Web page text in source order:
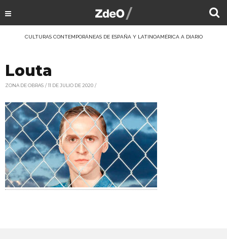
CULTURAS CONTEMPORÁNEAS DE ESPAÑA Y LATINOAMÉRICA A DIARIO
Louta
ZONA DE OBRAS 11 DE JULIO DE 2020